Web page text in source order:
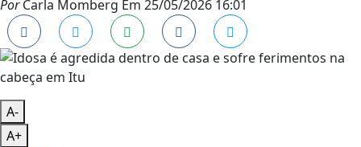
PorCarla Momberg Em 25/05/2026 16:01
A-
A+